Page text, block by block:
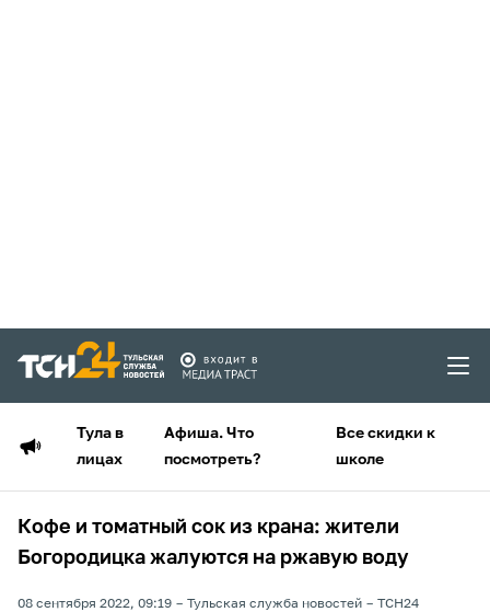
Тула в
лицах
Афиша. Что
посмотреть?
Все скидки к
школе
Кофе и томатный сок из крана: жители
Богородицка жалуются на ржавую воду
08 сентября 2022, 09:19 Тульская служба новостей ТСН24